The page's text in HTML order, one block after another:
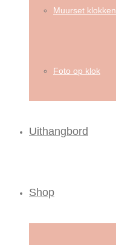
Muurset klokken
Foto op klok
Uithangbord
Shop